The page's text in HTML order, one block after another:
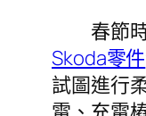
春節
Skoda零件
試圖進行